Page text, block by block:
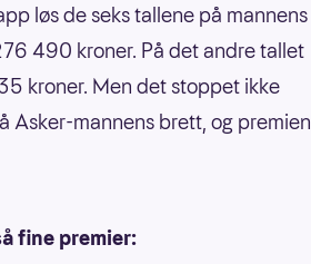
løs de seks tallene på mannens
490 kroner. På det andre tallet
kroner. Men det stoppet ikke
Asker-mannens brett, og premien
fine premier: